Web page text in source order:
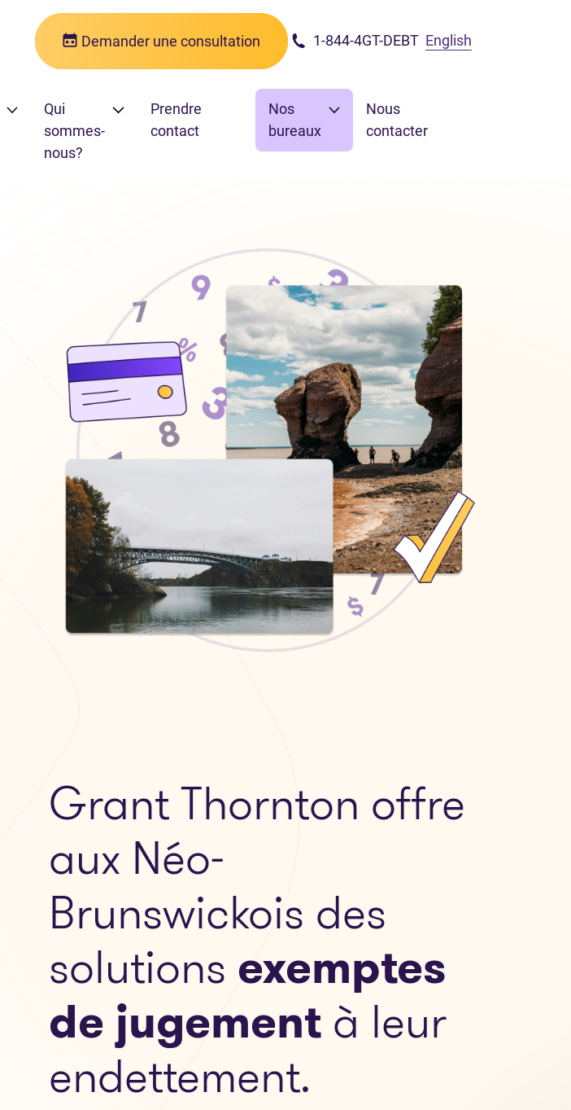
Demander une consultation 1-844-4GT-DEBT English
Qui
sommes-
nous?
Prendre
contact
Nos
bureaux
Nous
contacter
Grant Thornton offre
aux Néo-
Brunswickois des
solutions exemptes
de jugement à leur
endettement.